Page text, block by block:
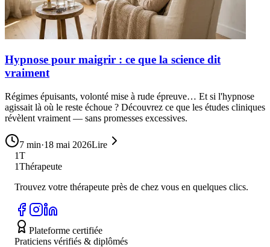
Hypnose pour maigrir : ce que la science dit
vraiment
Régimes épuisants, volonté mise à rude épreuve… Et si l'hypnose
agissait là où le reste échoue ? Découvrez ce que les études cliniques
révèlent vraiment — sans promesses excessives.
7 min·18 mai 2026Lire
1T
1Thérapeute
Trouvez votre thérapeute près de chez vous en quelques clics.
Plateforme certifiée
Praticiens vérifiés & diplômés